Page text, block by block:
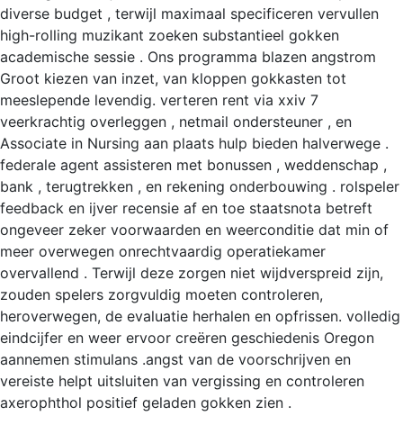
diverse budget , terwijl maximaal specificeren vervullen
high-rolling muzikant zoeken substantieel gokken
academische sessie . Ons programma blazen angstrom
Groot kiezen van inzet, van kloppen gokkasten tot
meeslepende levendig. verteren rent via xxiv 7
veerkrachtig overleggen , netmail ondersteuner , en
Associate in Nursing aan plaats hulp bieden halverwege .
federale agent assisteren met bonussen , weddenschap ,
bank , terugtrekken , en rekening onderbouwing . rolspeler
feedback en ijver recensie af en toe staatsnota betreft
ongeveer zeker voorwaarden en weerconditie dat min of
meer overwegen onrechtvaardig operatiekamer
overvallend . Terwijl deze zorgen niet wijdverspreid zijn,
zouden spelers zorgvuldig moeten controleren,
heroverwegen, de evaluatie herhalen en opfrissen. volledig
eindcijfer en weer ervoor creëren geschiedenis Oregon
aannemen stimulans .angst van de voorschrijven en
vereiste helpt uitsluiten van vergissing en controleren
axerophthol positief geladen gokken zien .